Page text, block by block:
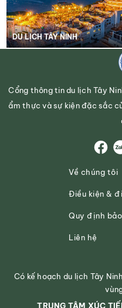
DU LỊCH TÂY NINH
Cổng thông tin du lịch Tây
ẩm thực và sự kiện đặc sắc
Về chúng tôi
Điều kiện &
Quy định
Liên hệ
Có kế hoạch du lịch Tây
TRUNG TÂM XÚC